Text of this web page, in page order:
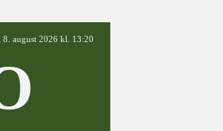
8. august 2026 kl. 13:20